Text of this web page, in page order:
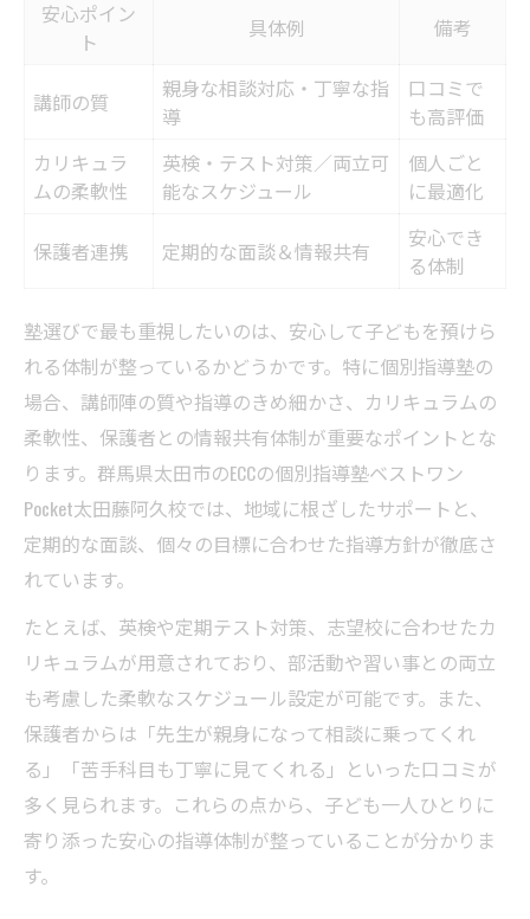
塾選びで迷う際のチェックポイント
塾のサポート内容早見表で比較
柔軟な対応ができる塾の見極め方
塾で得られる学習以外のサポート
保護者が安心できる塾のサポート力
塾ならではの相談体制を知ろう
英検対策にも強い学習環境の安心感
英検対策ができる塾の比較表
塾で英検合格を目指すメリット
英検指導が得意な塾を選ぶ理由
塾の英検サポート内容をチェック
塾の英語力強化で自信がつく
部活動両立も可能な個別指導のメリット
個別指導塾ならではの時間調整術
塾と習い事を両立するコツを伝授
部活生が選ぶ塾のポイントとは
塾で無理なく学習を続ける秘訣
口コミで選ぶ保護者満足度の高い塾体制
保護者満足度が高い塾比較表
口コミから見える塾の安心感とは
安心ポイン
ト
具体例 備考
講師の質
親身な相談対応・丁寧な指
導
口コミで
も高評価
カリキュラ
ムの柔軟性
英検・テスト対策／両立可
能なスケジュール
個人ごと
に最適化
保護者連携 定期的な面談＆情報共有
安心でき
る体制
塾選びで最も重視したいのは、安心して子どもを預けら
れる体制が整っているかどうかです。特に個別指導塾の
場合、講師陣の質や指導のきめ細かさ、カリキュラムの
柔軟性、保護者との情報共有体制が重要なポイントとな
ります。群馬県太田市のECCの個別指導塾ベストワン
Pocket太田藤阿久校では、地域に根ざしたサポートと、
定期的な面談、個々の目標に合わせた指導方針が徹底さ
れています。
たとえば、英検や定期テスト対策、志望校に合わせたカ
リキュラムが用意されており、部活動や習い事との両立
も考慮した柔軟なスケジュール設定が可能です。また、
保護者からは「先生が親身になって相談に乗ってくれ
る」「苦手科目も丁寧に見てくれる」といった口コミが
多く見られます。これらの点から、子ども一人ひとりに
寄り添った安心の指導体制が整っていることが分かりま
す。